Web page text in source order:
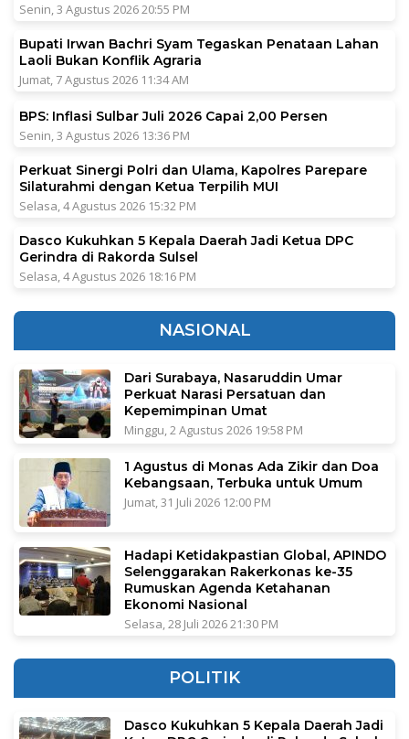
Senin, 3 Agustus 2026 20:55 PM
Bupati Irwan Bachri Syam Tegaskan Penataan Lahan
Laoli Bukan Konflik Agraria
Jumat, 7 Agustus 2026 11:34 AM
BPS: Inflasi Sulbar Juli 2026 Capai 2,00 Persen
Senin, 3 Agustus 2026 13:36 PM
Perkuat Sinergi Polri dan Ulama, Kapolres Parepare
Silaturahmi dengan Ketua Terpilih MUI
Selasa, 4 Agustus 2026 15:32 PM
Dasco Kukuhkan 5 Kepala Daerah Jadi Ketua DPC
Gerindra di Rakorda Sulsel
Selasa, 4 Agustus 2026 18:16 PM
NASIONAL
Dari Surabaya, Nasaruddin Umar
Perkuat Narasi Persatuan dan
Kepemimpinan Umat
Minggu, 2 Agustus 2026 19:58 PM
1 Agustus di Monas Ada Zikir dan Doa
Kebangsaan, Terbuka untuk Umum
Jumat, 31 Juli 2026 12:00 PM
Hadapi Ketidakpastian Global, APINDO
Selenggarakan Rakerkonas ke-35
Rumuskan Agenda Ketahanan
Ekonomi Nasional
Selasa, 28 Juli 2026 21:30 PM
POLITIK
Dasco Kukuhkan 5 Kepala Daerah Jadi